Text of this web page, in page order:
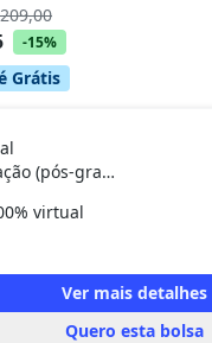
-15%
Grátis
Especialização (pós-graduação)
virtual
Ver mais detalhes
Quero esta bolsa